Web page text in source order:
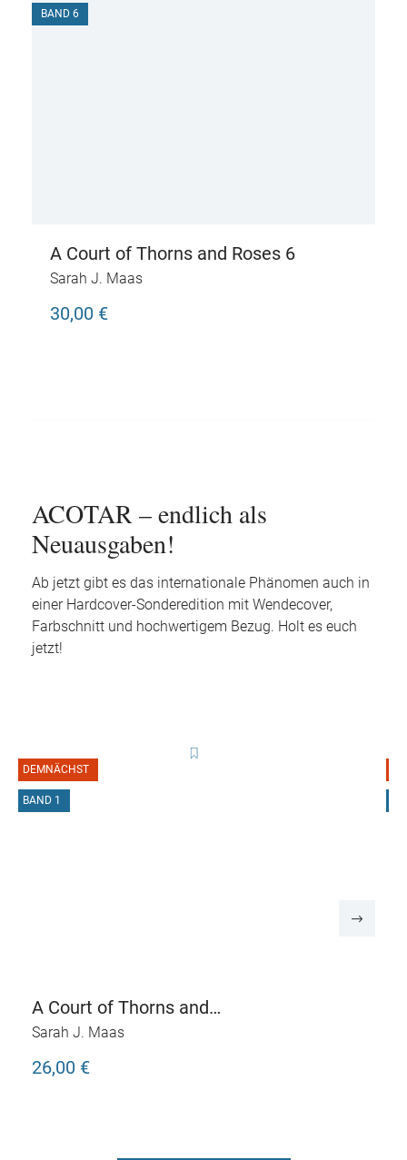
BAND 6
A Court of Thorns and Roses 6
Sarah J. Maas
30,00 €
ACOTAR – endlich als
Neuausgaben!
Ab jetzt gibt es das internationale Phänomen auch in
einer Hardcover-Sonderedition mit Wendecover,
Farbschnitt und hochwertigem Bezug. Holt es euch
jetzt!
DEMNÄCHST
BAND 1
A Court of Thorns and
Roses
Sarah J. Maas
26,00 €